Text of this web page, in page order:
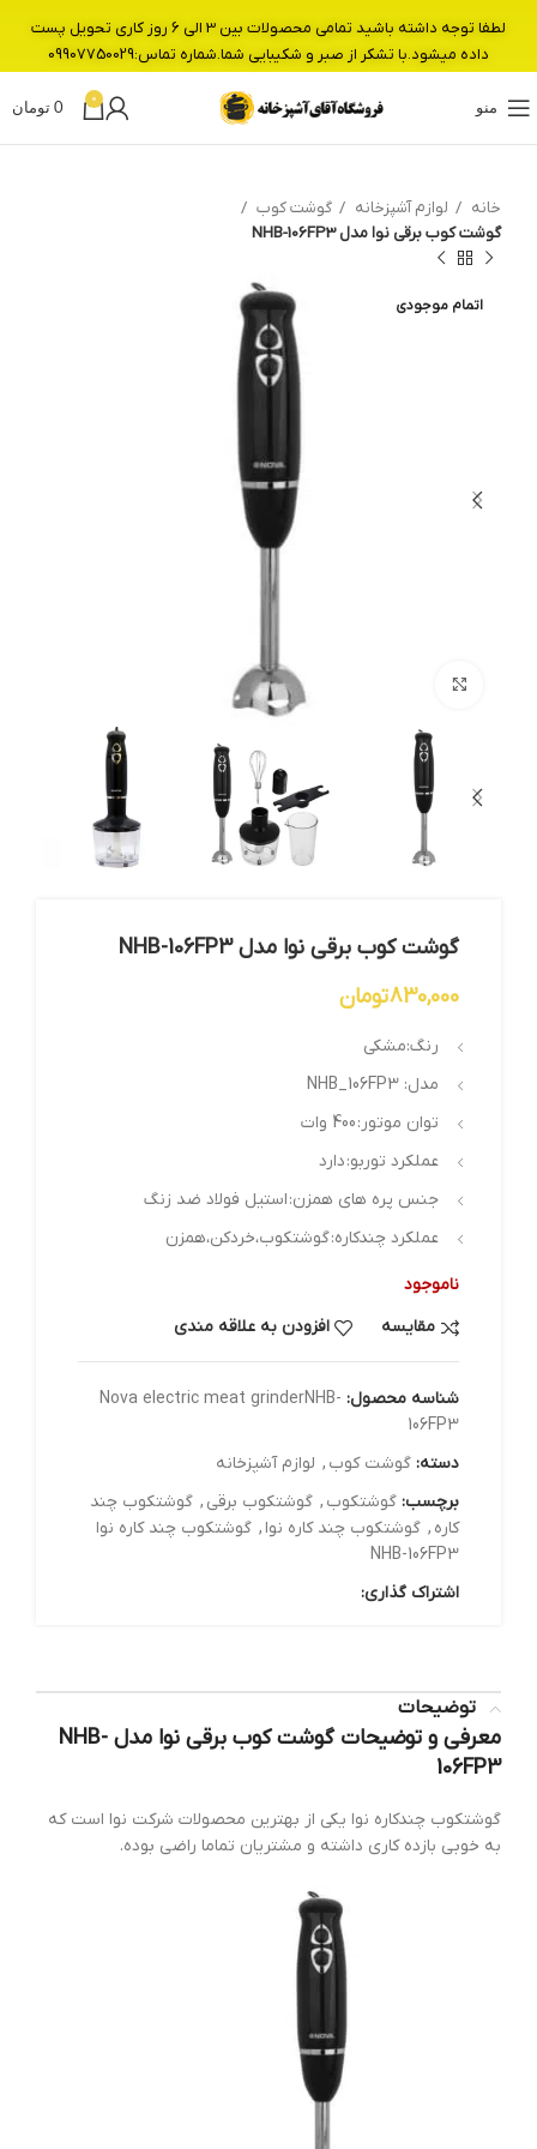
منو
0
0 تومان
خانه لوازم آشپزخانه
گوشت کوب
گوشت کوب برقی نوا مدل NHB-106FP3
اتمام موجودی
گوشت کوب برقی نوا مدل NHB-106FP3
830,000تومان
رنگ:مشکی
مدل: NHB_106FP3
توان موتور:400 وات
عملکرد توربو:دارد
جنس پره های همزن:استیل فولاد ضد زنگ
عملکرد چندکاره:گوشتکوب،خردکن،همزن
ناموجود
مقایسه
افزودن به علاقه مندی
شناسه محصول: Nova electric meat grinderNHB-
106FP3
دسته: گوشت کوب , لوازم آشپزخانه
برچسب: گوشتکوب , گوشتکوب برقی , گوشتکوب چند
کاره , گوشتکوب چند کاره نوا , گوشتکوب چند کاره نوا
NHB-106FP3
اشتراک گذاری:
توضیحات
معرفی و توضیحات گوشت کوب برقی نوا مدل NHB-
106FP3
گوشتکوب چندکاره نوا یکی از بهترین محصولات شرکت نوا است که
به خوبی بازده کاری داشته و مشتریان تماما راضی بوده.
لطفا توجه داشته باشید تمامی محصولات بین 3 الی 6 روز کاری تحویل پست
داده میشود.با تشکر از صبر و شکیبایی شما.شماره تماس:09907750029